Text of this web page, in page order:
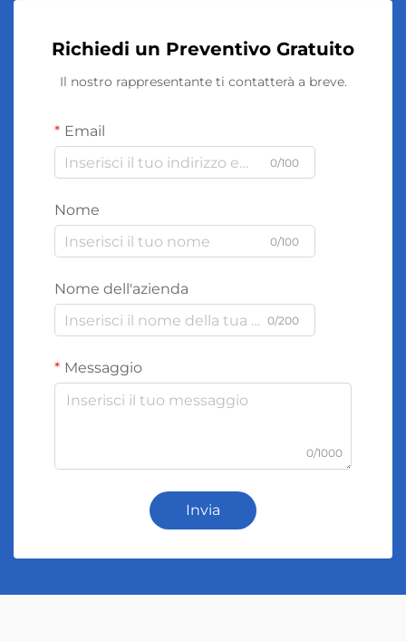
Richiedi un Preventivo Gratuito
Il nostro rappresentante ti contatterà a breve.
Email
0/100
Nome
0/100
Nome dell'azienda
0/200
Messaggio
0/1000
Invia